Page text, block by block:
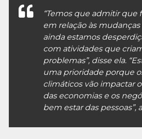
“Temos que admitir que
em relação às
ainda estamos
com atividades que
problemas”, disse ela.
uma prioridade porque
climáticos vão impactar
das economias e os
bem estar das pessoas”,